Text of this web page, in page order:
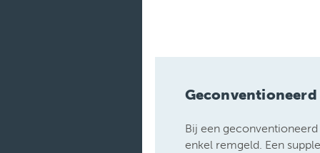
Geconventioneerd
Bij een geconventioneerd
enkel remgeld. Een